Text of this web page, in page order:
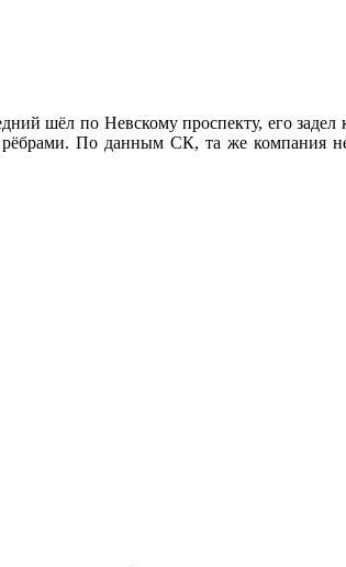
шёл по Невскому проспекту, его задел
рёбрами. По данным СК, та же компания